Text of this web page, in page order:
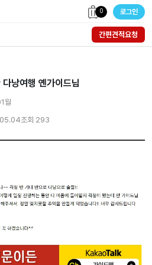
0 로그인
간편견적요청
낭여행 옌가이드님
월
조회 293